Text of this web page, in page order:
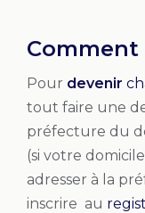
Comment
Pour devenir
tout faire une
préfecture du
(si votre
adresser à la
inscrire au